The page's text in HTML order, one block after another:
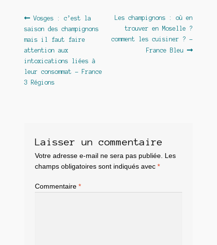
Navigation
de
l’article
Article
précédent :
Vosges : c’est la
saison des champignons
mais il faut faire
attention aux
intoxications liées à
leur consommat – France
3 Régions
Article
suivant :
Les champignons : où en
trouver en Moselle ?
comment les cuisiner ? –
France Bleu
Laisser un commentaire
Votre adresse e-mail ne sera pas publiée.
Les
champs obligatoires sont indiqués avec *
Commentaire *